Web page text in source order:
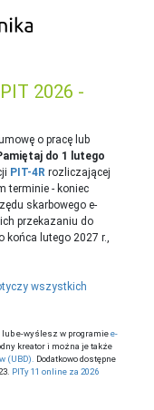
2026 -
o pracę lub
do 1 lutego
PIT-4R rozliczającej
terminie - koniec
skarbowego e-
ich przekazaniu do
końca lutego 2027 r.,
wszystkich
e-wyślesz w programiee-
kreator i można je także
(UBD). Dodatkowo dostępne
PITy 11 online za 2026